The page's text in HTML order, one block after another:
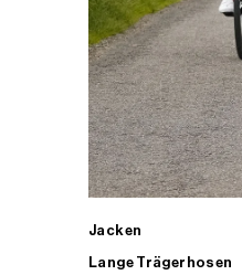
Jacken
Lange Trägerhosen